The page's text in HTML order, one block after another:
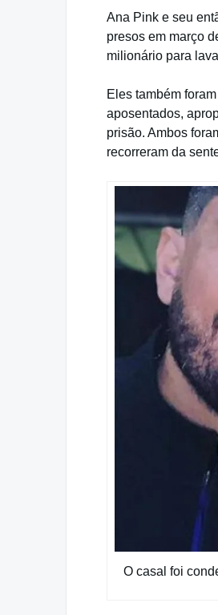
Ana Pink e seu
presos em março
milionário para
Eles também
aposentados,
prisão. Ambos
recorreram da
O casal foi